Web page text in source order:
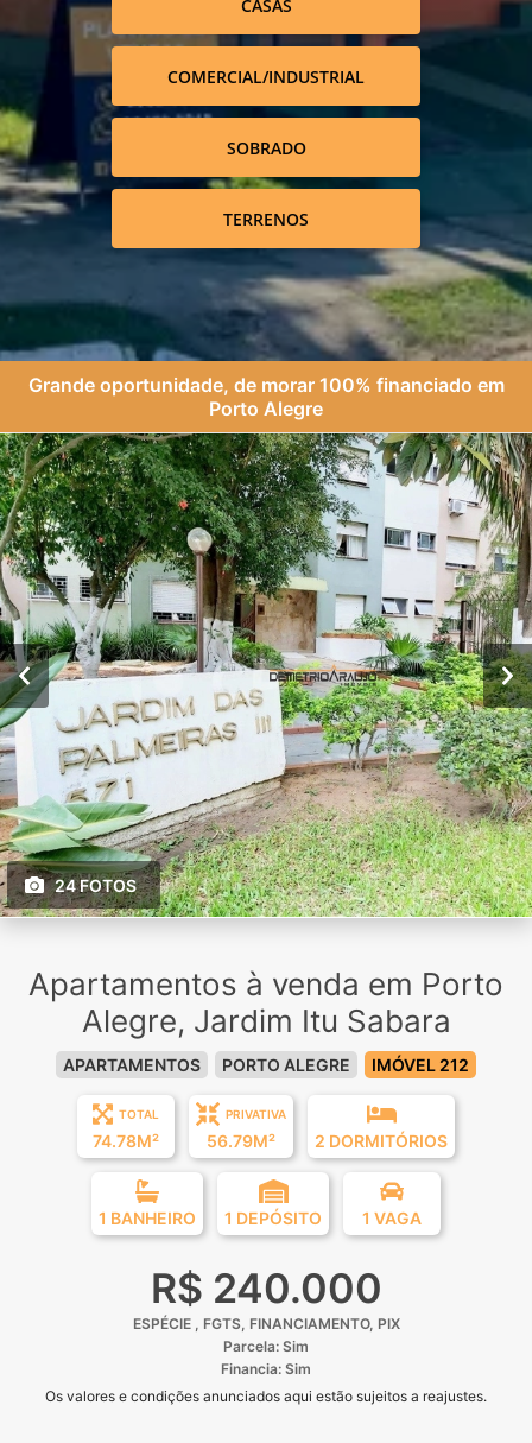
CASAS
COMERCIAL/INDUSTRIAL
SOBRADO
TERRENOS
Grande oportunidade, de morar 100% financiado em
Porto Alegre
24 FOTOS
Apartamentos à venda em Porto
Alegre, Jardim Itu Sabara
APARTAMENTOS PORTO ALEGRE IMÓVEL 212
TOTAL
74.78M²
PRIVATIVA
56.79M² 2 DORMITÓRIOS
1 BANHEIRO 1 DEPÓSITO 1 VAGA
R$ 240.000
ESPÉCIE , FGTS, FINANCIAMENTO, PIX
Parcela: Sim
Financia: Sim
Os valores e condições anunciados aqui estão sujeitos a reajustes.